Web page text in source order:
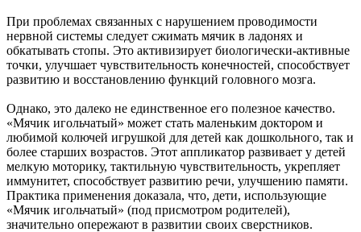
При проблемах связанных с нарушением проводимости
нервной системы следует сжимать мячик в ладонях и
обкатывать стопы. Это активизирует биологически-активные
точки, улучшает чувствительность конечностей, способствует
развитию и восстановлению функций головного мозга.
Однако, это далеко не единственное его полезное качество.
«Мячик игольчатый» может стать маленьким доктором и
любимой колючей игрушкой для детей как дошкольного, так и
более старших возрастов. Этот аппликатор развивает у детей
мелкую моторику, тактильную чувствительность, укрепляет
иммунитет, способствует развитию речи, улучшению памяти.
Практика применения доказала, что, дети, использующие
«Мячик игольчатый» (под присмотром родителей),
значительно опережают в развитии своих сверстников.